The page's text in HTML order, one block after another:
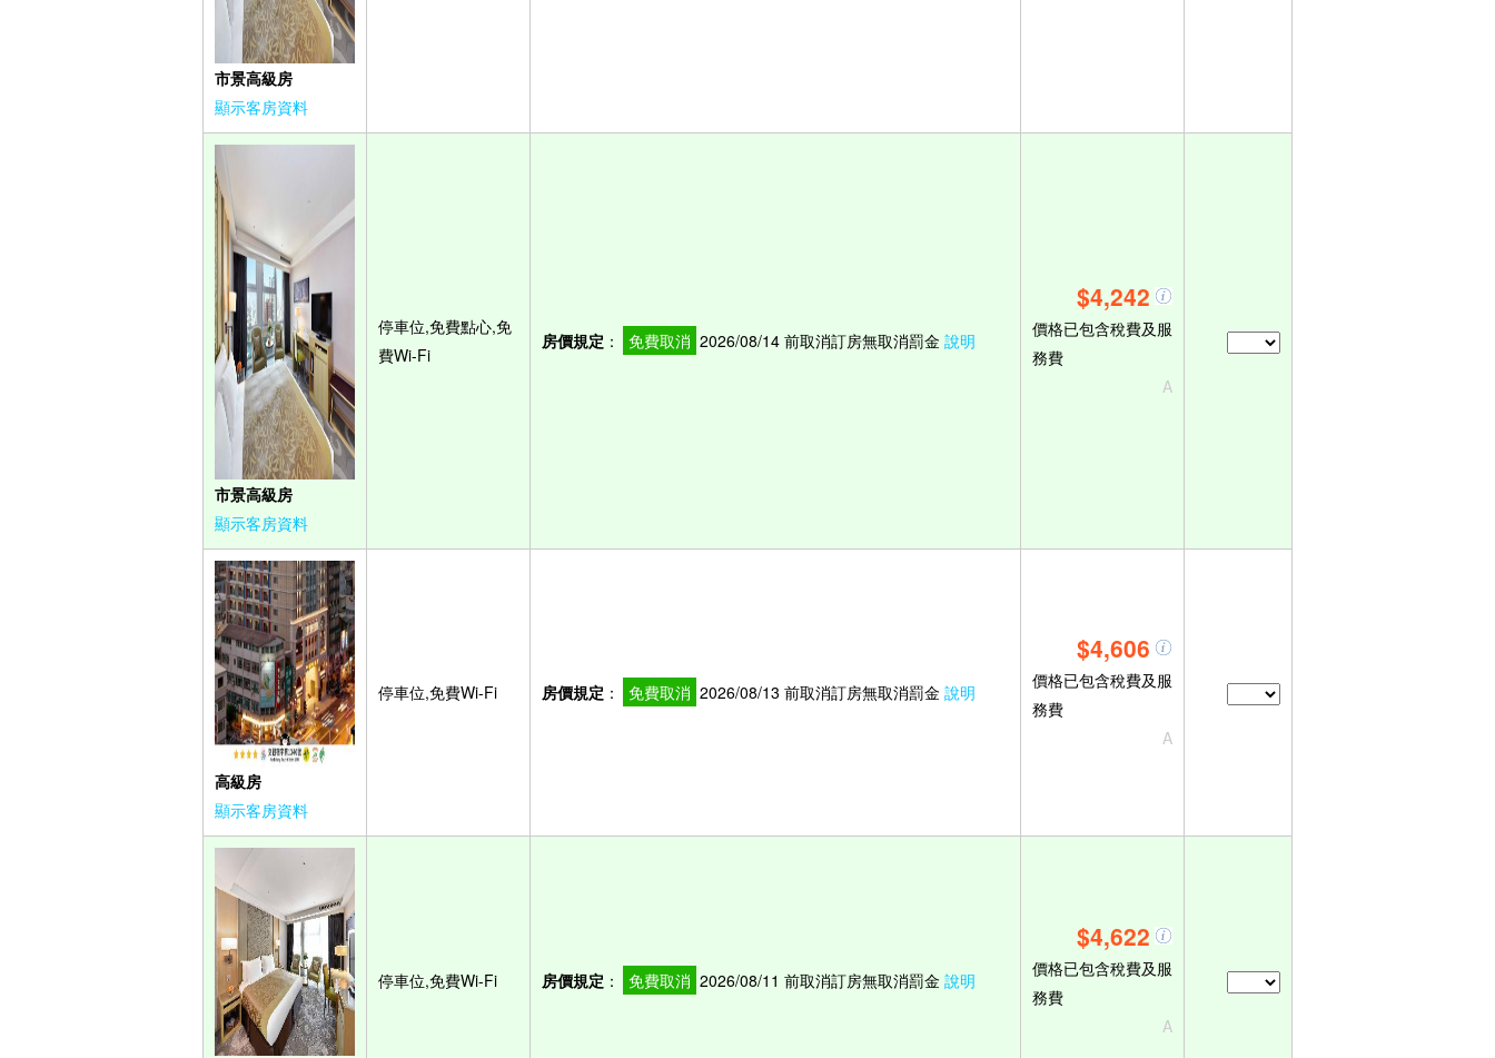
市景高級房
顯示客房資料
市景高級房
顯示客房資料
停車位,免費點心,免
費Wi-Fi
房價規定 ： 免費取消 2026/08/14 前取消訂房無取消罰金 說明
$4,242
價格已包含稅費及服
務費
A
高級房
顯示客房資料
停車位,免費Wi-Fi 房價規定 ： 免費取消 2026/08/13 前取消訂房無取消罰金 說明
$4,606
價格已包含稅費及服
務費
A
停車位,免費Wi-Fi 房價規定 ： 免費取消 2026/08/11 前取消訂房無取消罰金 說明
$4,622
價格已包含稅費及服
務費
A